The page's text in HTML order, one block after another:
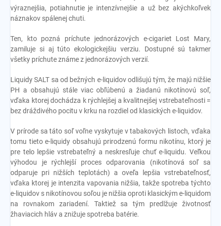
výraznejšia, potiahnutie je intenzívnejšie a už bez akýchkoľvek
náznakov spálenej chuti.
Ten, kto pozná príchute jednorázových e-cigariet Lost Mary,
zamiluje si aj túto ekologickejšiu verziu. Dostupné sú takmer
všetky príchute známe z jednorázových verzií.
Liquidy SALT sa od bežných e-liquidov odlišujú tým, že majú nižšie
PH a obsahujú stále viac obľúbenú a žiadanú nikotínovú soľ,
vďaka ktorej dochádza k rýchlejšej a kvalitnejšej vstrebateľnosti =
bez dráždivého pocitu v krku na rozdiel od klasických e-liquidov.
V prírode sa táto soľ voľne vyskytuje v tabakových listoch, vďaka
tomu tieto e-liquidy obsahujú prirodzenú formu nikotínu, ktorý je
pre telo lepšie vstrebateľný a neskresľuje chuť e-liquidu. Veľkou
výhodou je rýchlejší proces odparovania (nikotínová soľ sa
odparuje pri nižších teplotách) a oveľa lepšia vstrebateľnosť,
vďaka ktorej je intenzita vapovania nižšia, takže spotreba týchto
e-liquidov s nikotínovou soľou je nižšia oproti klasickým e-liquidom
na rovnakom zariadení. Taktiež sa tým predlžuje životnosť
žhaviacich hláv a znižuje spotreba batérie.